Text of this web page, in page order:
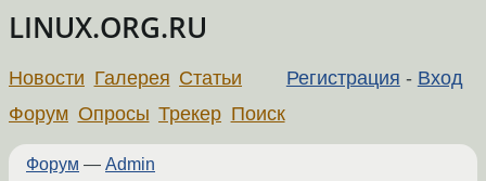
LINUX.ORG.RU
Регистрация - Вход
Новости Галерея Статьи
Форум Опросы Трекер Поиск
Форум — Admin